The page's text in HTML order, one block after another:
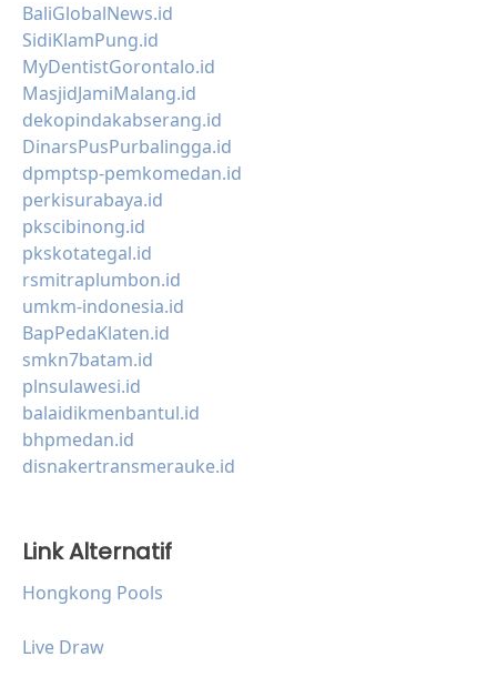
BaliGlobalNews.id
SidiKlamPung.id
MyDentistGorontalo.id
MasjidJamiMalang.id
dekopindakabserang.id
DinarsPusPurbalingga.id
dpmptsp-pemkomedan.id
perkisurabaya.id
pkscibinong.id
pkskotategal.id
rsmitraplumbon.id
umkm-indonesia.id
BapPedaKlaten.id
smkn7batam.id
plnsulawesi.id
balaidikmenbantul.id
bhpmedan.id
disnakertransmerauke.id
Link Alternatif
Hongkong Pools
Live Draw